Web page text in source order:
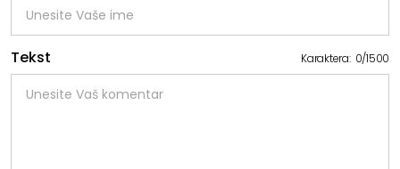
Tekst Karaktera: 0/1500